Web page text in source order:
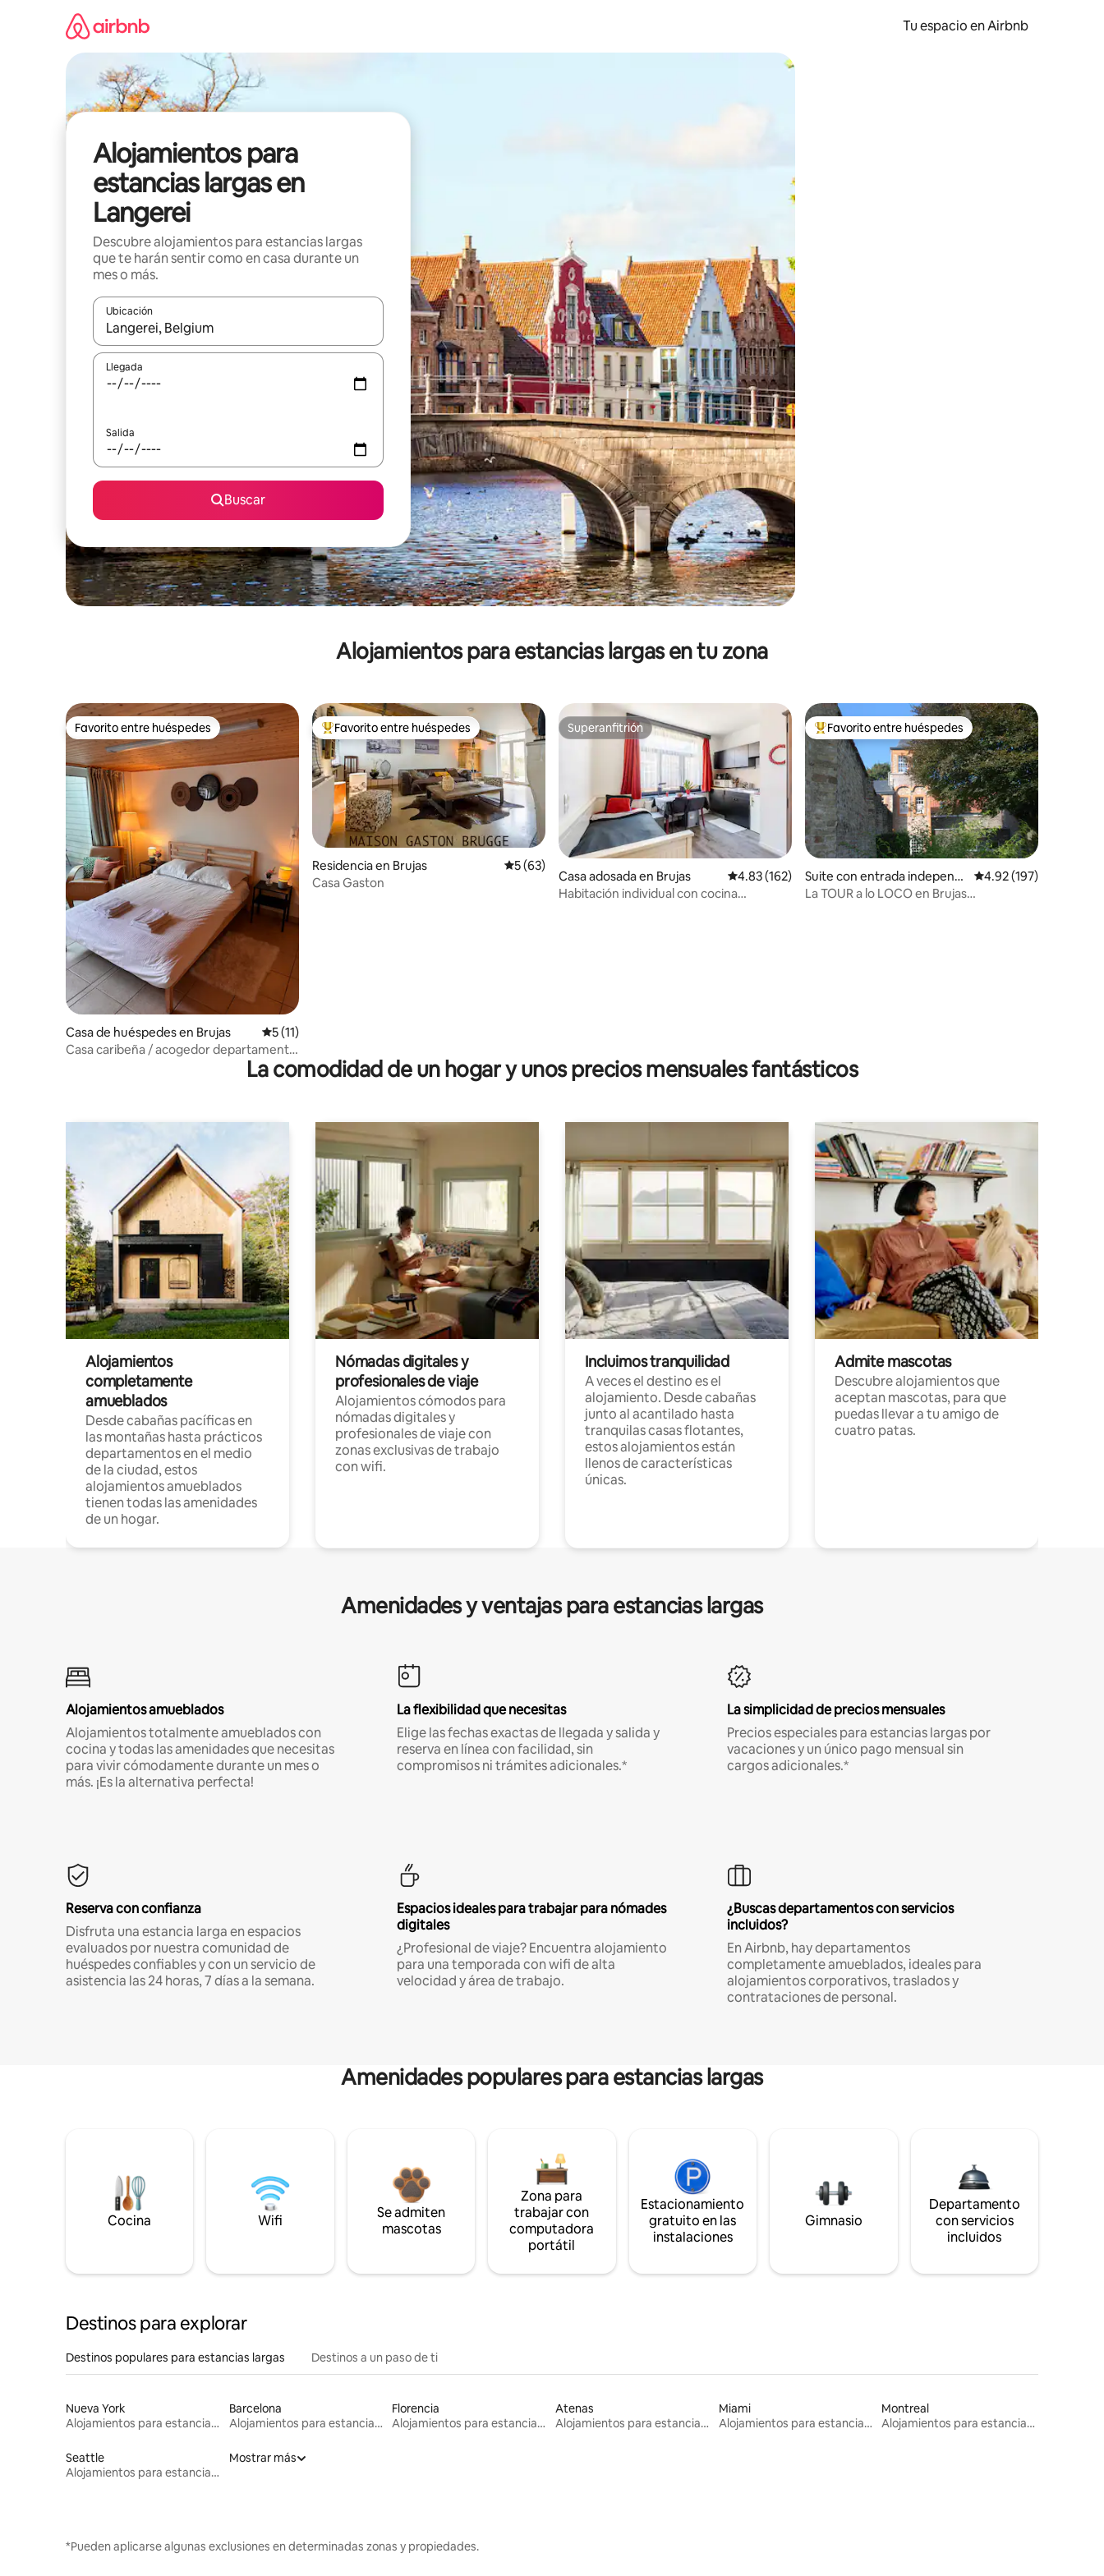
Tu espacio en Airbnb
Alojamientos para
estancias largas en
Langerei
Descubre alojamientos para estancias largas
que te harán sentir como en casa durante un
mes o más.
Ubicación
Cuando los resultados estén disponibles, podrás navegar usando las teclas de las flechas hacia arriba y hacia abajo, o bien tocando y deslizando la pantalla.
Llegada
Salida
Buscar
Alojamientos para estancias largas en tu zona
Favorito entre huéspedes
Favorito entre huéspedes
Casa de huéspedes en Brujas Calificación promedio: 5 de 5; 11 evaluaciones
5 (11)
Casa caribeña / acogedor departamento
De los mejores en Favorito entre huéspedes
Favorito entre huéspedes
Residencia en Brujas Calificación promedio: 5 de 5; 63 evaluaciones
5 (63)
Casa Gaston
Superanfitrión
Superanfitrión
Casa adosada en Brujas Calificación promedio: 4.83 de 5; 162 evaluaciones
4.83 (162)
Habitación individual con cocina
De los mejores en Favorito entre huéspedes
Favorito entre huéspedes
Suite con entrada independi
ente en Brujas
Calificación promedio:
4.92 (197)
La TOUR a lo LOCO en Brujas
La comodidad de un hogar y unos precios mensuales fantásticos
Alojamientos
completamente
amueblados
Desde cabañas pacíficas en
las montañas hasta prácticos
departamentos en el medio
de la ciudad, estos
alojamientos amueblados
tienen todas las amenidades
de un hogar.
Nómadas digitales y
profesionales de viaje
Alojamientos cómodos para
nómadas digitales y
profesionales de viaje con
zonas exclusivas de trabajo
con wifi.
Incluimos tranquilidad
A veces el destino es el
alojamiento. Desde cabañas
junto al acantilado hasta
tranquilas casas flotantes,
estos alojamientos están
llenos de características
únicas.
Admite mascotas
Descubre alojamientos que
aceptan mascotas, para que
puedas llevar a tu amigo de
cuatro patas.
Amenidades y ventajas para estancias largas
Alojamientos amueblados
Alojamientos totalmente amueblados con
cocina y todas las amenidades que necesitas
para vivir cómodamente durante un mes o
más. ¡Es la alternativa perfecta!
La flexibilidad que necesitas
Elige las fechas exactas de llegada y salida y
reserva en línea con facilidad, sin
compromisos ni trámites adicionales.*
La simplicidad de precios mensuales
Precios especiales para estancias largas por
vacaciones y un único pago mensual sin
cargos adicionales.*
Reserva con confianza
Disfruta una estancia larga en espacios
evaluados por nuestra comunidad de
huéspedes confiables y con un servicio de
asistencia las 24 horas, 7 días a la semana.
Espacios ideales para trabajar para nómades
digitales
¿Profesional de viaje? Encuentra alojamiento
para una temporada con wifi de alta
velocidad y área de trabajo.
¿Buscas departamentos con servicios
incluidos?
En Airbnb, hay departamentos
completamente amueblados, ideales para
alojamientos corporativos, traslados y
contrataciones de personal.
Amenidades populares para estancias largas
Cocina Wifi
Se admiten
mascotas
Zona para
trabajar con
computadora
portátil
Estacionamiento
gratuito en las
instalaciones
Gimnasio
Departamento
con servicios
incluidos
Destinos para explorar
Destinos populares para estancias largas Destinos a un paso de ti
Nueva York
Alojamientos para estancias largas
Barcelona
Alojamientos para estancias largas
Florencia
Alojamientos para estancias largas
Atenas
Alojamientos para estancias largas
Miami
Alojamientos para estancias largas
Montreal
Alojamientos para estancias largas
Seattle
Alojamientos para estancias largas
Mostrar más
*Pueden aplicarse algunas exclusiones en determinadas zonas y propiedades.